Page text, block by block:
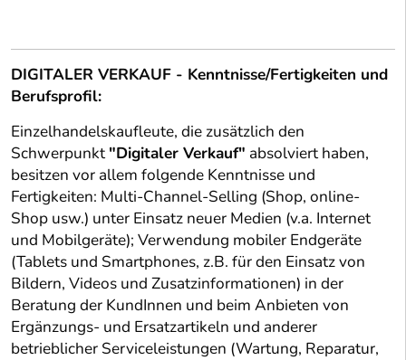
DIGITALER VERKAUF - Kenntnisse/Fertigkeiten und
Berufsprofil:
Einzelhandelskaufleute, die zusätzlich den
Schwerpunkt"Digitaler Verkauf" absolviert haben,
besitzen vor allem folgende Kenntnisse und
Fertigkeiten: Multi-Channel-Selling (Shop, online-
Shop usw.) unter Einsatz neuer Medien (v.a. Internet
und Mobilgeräte); Verwendung mobiler Endgeräte
(Tablets und Smartphones, z.B. für den Einsatz von
Bildern, Videos und Zusatzinformationen) in der
Beratung der KundInnen und beim Anbieten von
Ergänzungs- und Ersatzartikeln und anderer
betrieblicher Serviceleistungen (Wartung, Reparatur,